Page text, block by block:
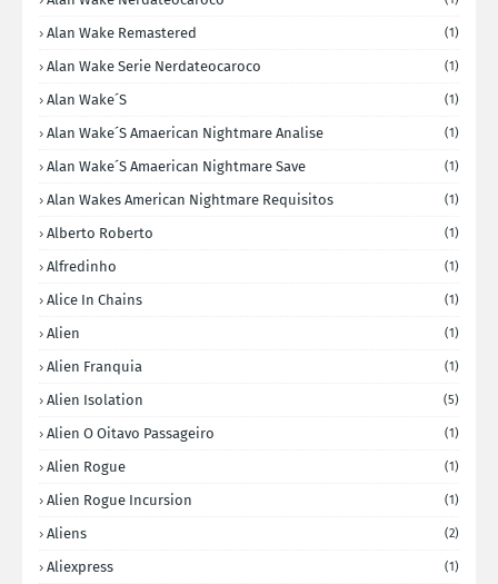
Alan Wake Remastered (1)
Alan Wake Serie Nerdateocaroco (1)
Alan Wake´s (1)
Alan Wake´s Amaerican Nightmare Analise (1)
Alan Wake´s Amaerican Nightmare Save (1)
Alan Wakes American Nightmare Requisitos (1)
Alberto Roberto (1)
Alfredinho (1)
Alice In Chains (1)
Alien (1)
Alien Franquia (1)
Alien Isolation (5)
Alien O Oitavo Passageiro (1)
Alien Rogue (1)
Alien Rogue Incursion (1)
Aliens (2)
Aliexpress (1)